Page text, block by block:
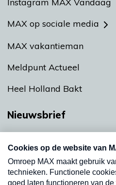
Instagram MAX Vandaag
MAX op sociale media
MAX vakantieman
Meldpunt Actueel
Heel Holland Bakt
Nieuwsbrief
nieuwsbrief. Elke vrijdag-
uw mailbox.